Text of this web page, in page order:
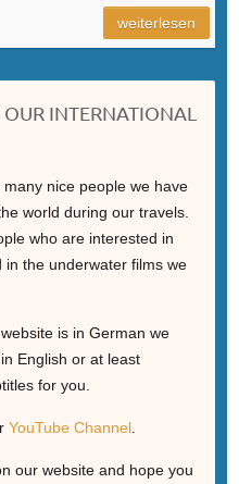
weiterlesen
INTERNATIONAL
nice people we have
world during our travels.
who are interested in
in the underwater films we
is in German we
English or at least
for you.
YouTube Channel.
our website and hope you